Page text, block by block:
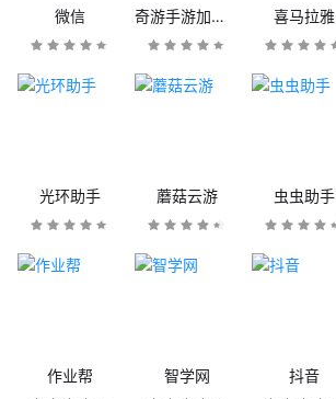
微信 奇游手游加速器 喜马拉雅
光环助手 蘑菇云游 虫虫助手
作业帮 智学网 抖音